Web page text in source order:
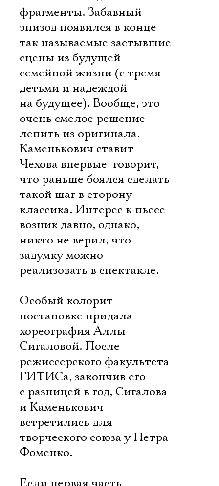
фрагменты. Забавный
эпизод появился в конце 
так называемые застывшие
сцены из будущей
семейной жизни (с тремя
детьми и надеждой
на будущее). Вообще, это
очень смелое решение 
лепить из оригинала.
Каменькович ставит
Чехова впервые  говорит,
что раньше боялся сделать
такой шаг в сторону
классика. Интерес к пьесе
возник давно, однако,
никто не верил, что
задумку можно
реализовать в спектакле.
Особый колорит
постановке придала
хореография Аллы
Сигаловой. После
режиссерского факультета
ГИТИСа, закончив его
с разницей в год, Сигалова
и Каменькович
встретились для
творческого союза у Петра
Фоменко.
Если первая часть